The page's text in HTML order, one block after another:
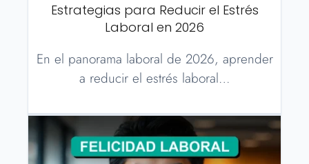
Estrategias para Reducir el Estrés
Laboral en 2026
En el panorama laboral de 2026, aprender
a reducir el estrés laboral…